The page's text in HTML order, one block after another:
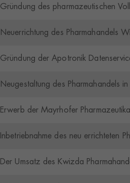
Gründung des pharmazeutischen
Neuerrichtung des Pharmahandels
Gründung der Apotronik
Neugestaltung des Pharmahandels
Erwerb der Mayrhofer
Inbetriebnahme des neu errichteten
Der Umsatz des Kwizda
Datenschutzeinstellungen
Externe Medien (2)
Inhalte von
akzeptiert werden, bedarf